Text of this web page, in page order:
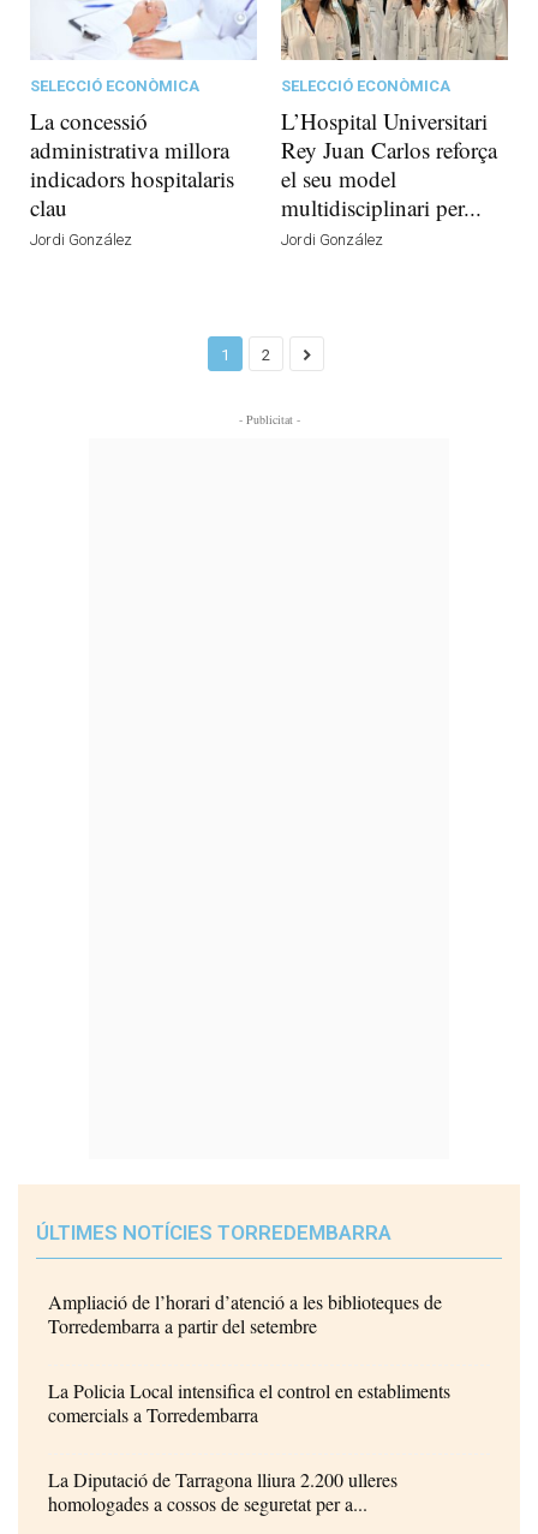
SELECCIÓ ECONÒMICA
La concessió
administrativa millora
indicadors hospitalaris
clau
Jordi González
SELECCIÓ ECONÒMICA
L’Hospital Universitari
Rey Juan Carlos reforça
el seu model
multidisciplinari per...
Jordi González
1 2
- Publicitat -
ÚLTIMES NOTÍCIES TORREDEMBARRA
Ampliació de l’horari d’atenció a les biblioteques de
Torredembarra a partir del setembre
La Policia Local intensifica el control en establiments
comercials a Torredembarra
La Diputació de Tarragona lliura 2.200 ulleres
homologades a cossos de seguretat per a...